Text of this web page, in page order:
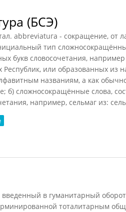
(БСЭ)
abbreviatuга - сокращение, от
тип
букв словосочетания,
Республик, или образованных из
названиям, а как
б) сложносокращённые слова,
например, сельмаг из:
в гуманитарный оборот
тоталитарным